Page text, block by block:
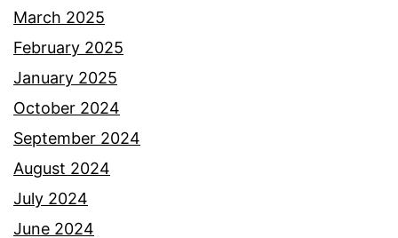
March 2025
February 2025
January 2025
October 2024
September 2024
August 2024
July 2024
June 2024